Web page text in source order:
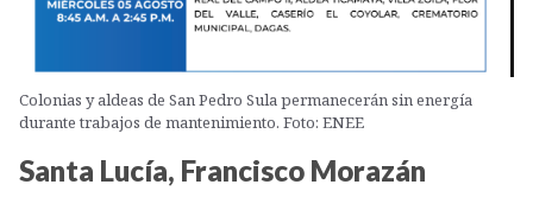
Colonias y aldeas de San Pedro Sula permanecerán sin energía
durante trabajos de mantenimiento. Foto: ENEE
Santa Lucía, Francisco Morazán